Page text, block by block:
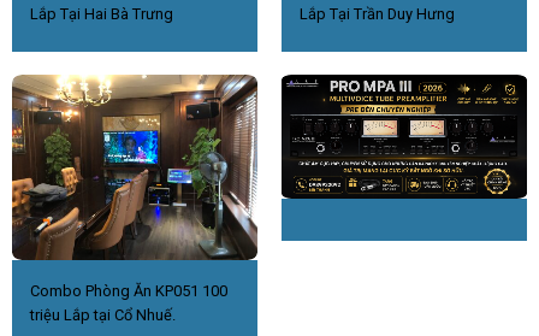
Lắp Tại Hai Bà Trưng
Lắp Tại Trần Duy Hưng
Combo Phòng Ăn KP051 100
triệu Lắp tại Cổ Nhuế.